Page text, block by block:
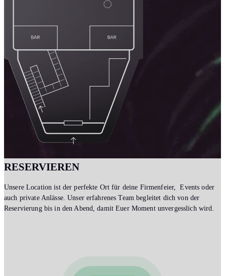
RESERVIEREN
Unsere Location ist der perfekte Ort für deine Firmenfeier, Events oder
auch private Anlässe. Unser erfahrenes Team begleitet dich von der
Reservierung bis in den Abend, damit Euer Moment unvergesslich wird.